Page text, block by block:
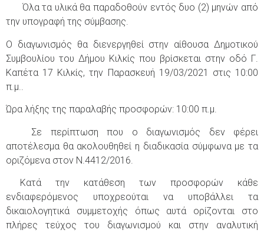
Όλα τα υλικά θα παραδοθούν εντός δυο (2) μηνών από
την υπογραφή της σύμβασης.
Ο διαγωνισμός θα διενεργηθεί στην αίθουσα Δημοτικού
Συμβουλίου του Δήμου Κιλκίς που βρίσκεται στην οδό Γ.
Καπέτα 17 Κιλκίς, την Παρασκευή 19/03/2021 στις 10:00
π.μ..
Ώρα λήξης της παραλαβής προσφορών: 10:00 π.μ.
Σε περίπτωση που ο διαγωνισμός δεν φέρει
αποτέλεσμα θα ακολουθηθεί η διαδικασία σύμφωνα με τα
οριζόμενα στον Ν.4412/2016.
Κατά την κατάθεση των προσφορών κάθε
ενδιαφερόμενος υποχρεούται να υποβάλλει τα
δικαιολογητικά συμμετοχής όπως αυτά ορίζονται στο
πλήρες τεύχος του διαγωνισμού και στην αναλυτική